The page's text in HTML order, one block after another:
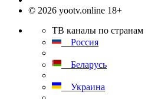
© 2026 yootv.online 18+
ТВ каналы по странам
Россия
Беларусь
Украина